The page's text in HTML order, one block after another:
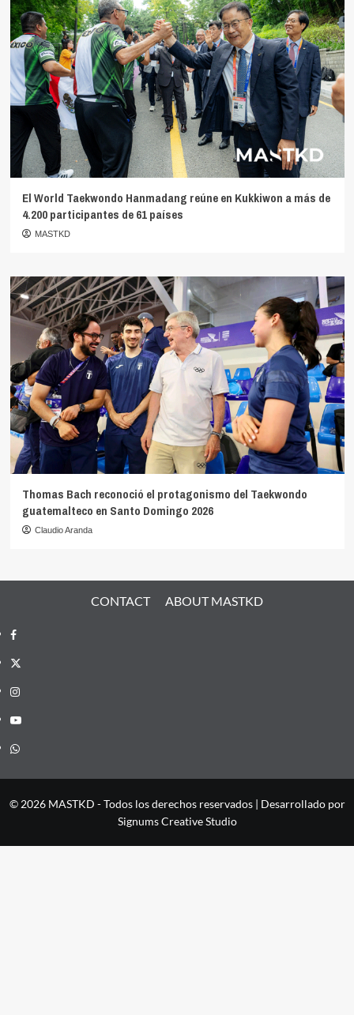
El World Taekwondo Hanmadang reúne en Kukkiwon a más de
4.200 participantes de 61 países
MASTKD
Thomas Bach reconoció el protagonismo del Taekwondo
guatemalteco en Santo Domingo 2026
Claudio Aranda
CONTACT ABOUT MASTKD
Facebook
X
Instagram
YouTube
Whatsapp